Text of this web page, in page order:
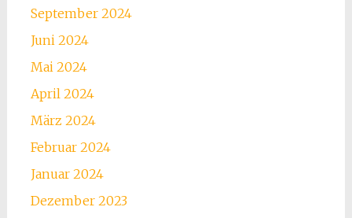
September 2024
Juni 2024
Mai 2024
April 2024
März 2024
Februar 2024
Januar 2024
Dezember 2023